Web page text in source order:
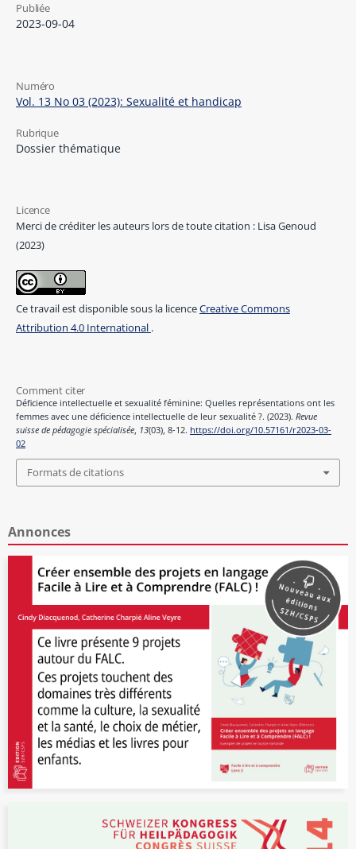
Publiée
2023-09-04
Numéro
Vol. 13 No 03 (2023): Sexualité et handicap
Rubrique
Dossier thématique
Licence
Merci de créditer les auteurs lors de toute citation : Lisa Genoud
(2023)
Ce travail est disponible sous la licenceCreative Commons
Attribution 4.0 International .
Comment citer
Déficience intellectuelle et sexualité féminine: Quelles représentations ont les
femmes avec une déficience intellectuelle de leur sexualité ?. (2023). Revue
suisse de pédagogie spécialisée, 13(03), 8-12. https://doi.org/10.57161/r2023-03-
02
Formats de citations
Annonces